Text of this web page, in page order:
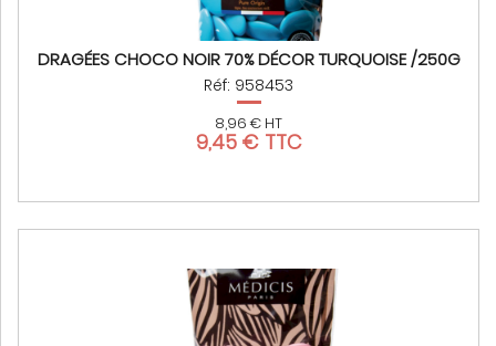
DRAGÉES CHOCO NOIR 70% DÉCOR TURQUOISE /250G
Réf: 958453
8,96 € HT
9,45 € TTC